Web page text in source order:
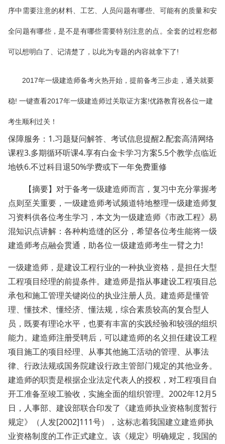
序中需要注意的材料、工艺、人员问题有哪些、可能有的质量和安
全问题有哪些，是不是有哪些需要特别注意的点。全套的过程您都
可以想明白了、记清楚了，以此为专题的内容就拿下了!
2017年一级建造师备考火热开始，提前备考三步走，通关就要
稳! 一键查看2017年一级建造师过关取证方案!优路教育祝各位一建
考生顺利过关！
保障服务：1.习题疑问解答、考试信息提醒2.配套高清网络
课程3.多期循环听课4.享有白金卡学习方案5.5个教学点临近
地铁6.不过科目退50%学费或下一年免费重修
【摘要】对于备考一级建造师而言，复习中充分掌握考
点则至关重要，一级建造师考试频道特地整理一级建造师复
习资料供各位考生学习，本文为一级建造师《市政工程》易
混知识点讲解：各种构造缝的区分，希望各位考生能将一级
建造师考点融会贯通，助各位一级建造师考生一臂之力!
一级建造师，是建设工程行业的一种执业资格，是担任大型
工程项目经理的前提条件。建造师是指从事建设工程项目总
承包和施工管理关键岗位的执业注册人员。建造师是懂管
理、懂技术、懂经济、懂法规，综合素质较高的复合型人
员，既要有理论水平，也要有丰富的实践经验和较强的组织
能力。建造师注册受聘后，可以建造师的名义担任建设工程
项目施工的项目经理、从事其他施工活动的管理、从事法
律、行政法规或国务院建设行政主管部门规定的其他业务。
建造师的职责是根据企业法定代表人的授权，对工程项目自
开工准备至竣工验收，实施全面的组织管理。2002年12月5
日，人事部、建设部联合印发了《建造师执业资格制度暂行
规定》（人发[2002]111号），这标志着我国建立建造师执
业资格制度的工作正式建立。该《规定》明确规定，我国的